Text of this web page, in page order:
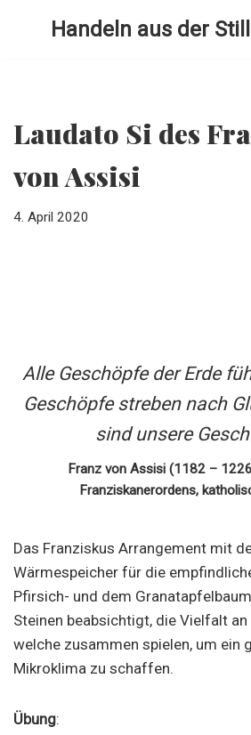
Handeln aus der
Laudato Si des
von Assisi
4. April 2020
Alle Geschöpfe der Erde
Geschöpfe streben nach
sind unsere
Franz von Assisi (1182 –
Franziskanerordens,
Das Franziskus Arrangement mit
Wärmespeicher für die
Pfirsich- und dem
Steinen beabsichtigt, die Vielfalt
welche zusammen spielen, um ein
Mikroklima zu schaffen.
Übung: